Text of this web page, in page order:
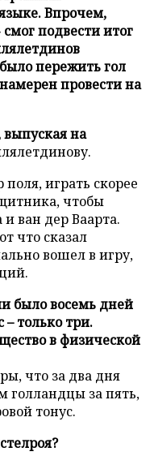
Впрочем,
подвести итог
пережить гол
провести на
на
играть скорее
чтобы
ван дер Ваарта.
что сказал
вошел в игру,
было восемь дней
– только три.
в физической
что за два дня
голландцы за пять,
тонус.